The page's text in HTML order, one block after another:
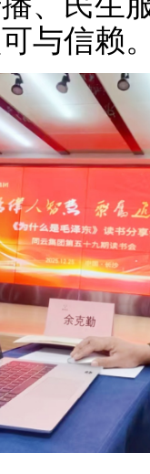
与信赖